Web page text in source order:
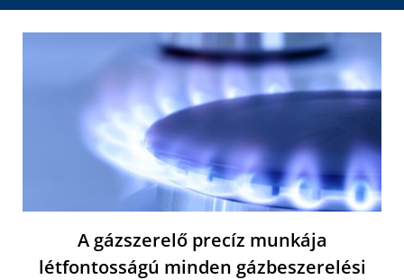
A gázszerelő precíz munkája
létfontosságú minden gázbeszerelési